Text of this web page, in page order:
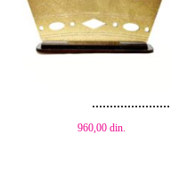
960,00din.